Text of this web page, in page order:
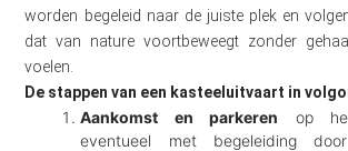
worden begeleid naar de juiste plek en
dat van nature voortbeweegt zonder
voelen.
De stappen van een kasteeluitvaart in
Aankomst en parkeren op het
eventueel met begeleiding